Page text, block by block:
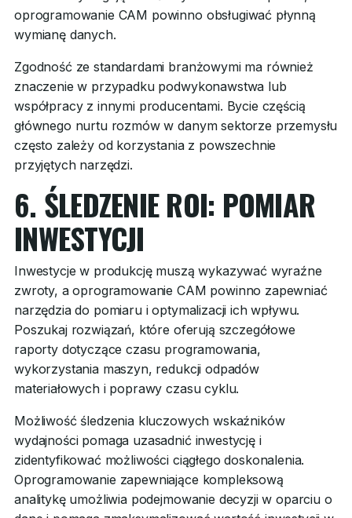
oprogramowanie CAM powinno obsługiwać płynną
wymianę danych.
Zgodność ze standardami branżowymi ma również
znaczenie w przypadku podwykonawstwa lub
współpracy z innymi producentami. Bycie częścią
głównego nurtu rozmów w danym sektorze przemysłu
często zależy od korzystania z powszechnie
przyjętych narzędzi.
6. ŚLEDZENIE ROI: POMIAR
INWESTYCJI
Inwestycje w produkcję muszą wykazywać wyraźne
zwroty, a oprogramowanie CAM powinno zapewniać
narzędzia do pomiaru i optymalizacji ich wpływu.
Poszukaj rozwiązań, które oferują szczegółowe
raporty dotyczące czasu programowania,
wykorzystania maszyn, redukcji odpadów
materiałowych i poprawy czasu cyklu.
Możliwość śledzenia kluczowych wskaźników
wydajności pomaga uzasadnić inwestycję i
zidentyfikować możliwości ciągłego doskonalenia.
Oprogramowanie zapewniające kompleksową
analitykę umożliwia podejmowanie decyzji w oparciu o